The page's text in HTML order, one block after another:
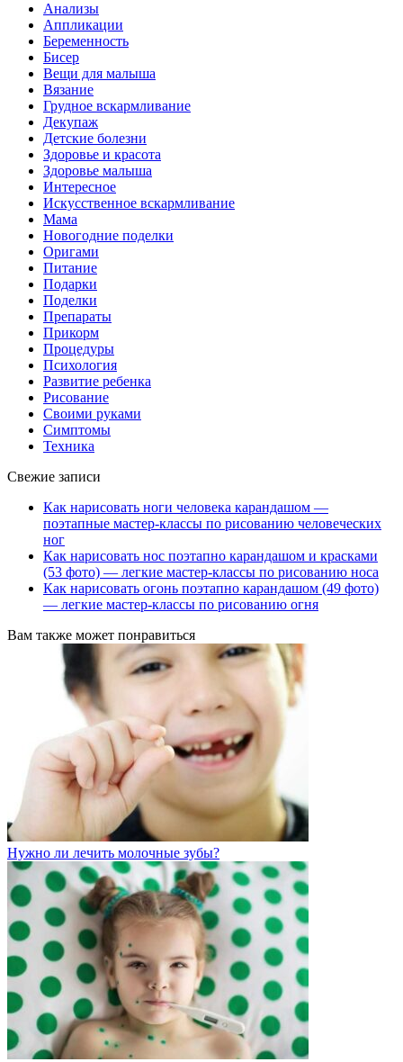
Анализы
Аппликации
Беременность
Бисер
Вещи для малыша
Вязание
Грудное вскармливание
Декупаж
Детские болезни
Здоровье и красота
Здоровье малыша
Интересное
Искусственное вскармливание
Мама
Новогодние поделки
Оригами
Питание
Подарки
Поделки
Препараты
Прикорм
Процедуры
Психология
Развитие ребенка
Рисование
Своими руками
Симптомы
Техника
Свежие записи
Как нарисовать ноги человека карандашом —
поэтапные мастер-классы по рисованию человеческих
ног
Как нарисовать нос поэтапно карандашом и красками
(53 фото) — легкие мастер-классы по рисованию носа
Как нарисовать огонь поэтапно карандашом (49 фото)
— легкие мастер-классы по рисованию огня
Вам также может понравиться
Нужно ли лечить молочные зубы?